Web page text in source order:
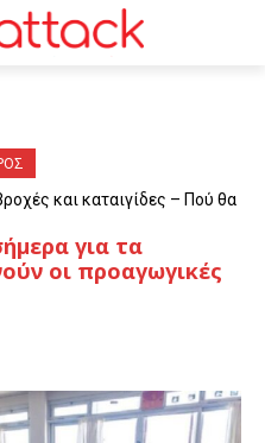
και καταιγίδες – Πού θα
για τα
οι προαγωγικές